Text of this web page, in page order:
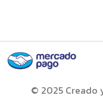
© 2025 Creado